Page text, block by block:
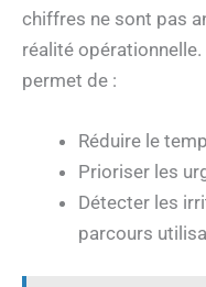
chiffres ne sont pas
réalité
permet de :
Réduire le
Prioriser les
Détecter les
parcours